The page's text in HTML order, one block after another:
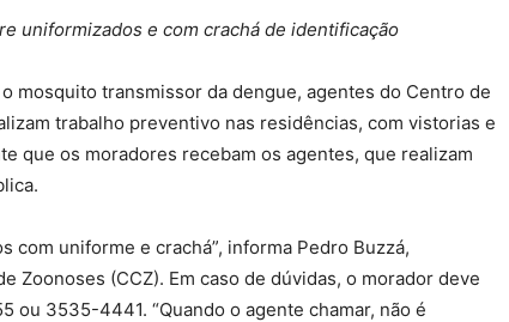
uniformizados e com crachá de identificação
mosquito transmissor da dengue, agentes do Centro de
trabalho preventivo nas residências, com vistorias e
que os moradores recebam os agentes, que realizam
com uniforme e crachá”, informa Pedro Buzzá,
Zoonoses (CCZ). Em caso de dúvidas, o morador deve
ou 3535-4441. “Quando o agente chamar, não é